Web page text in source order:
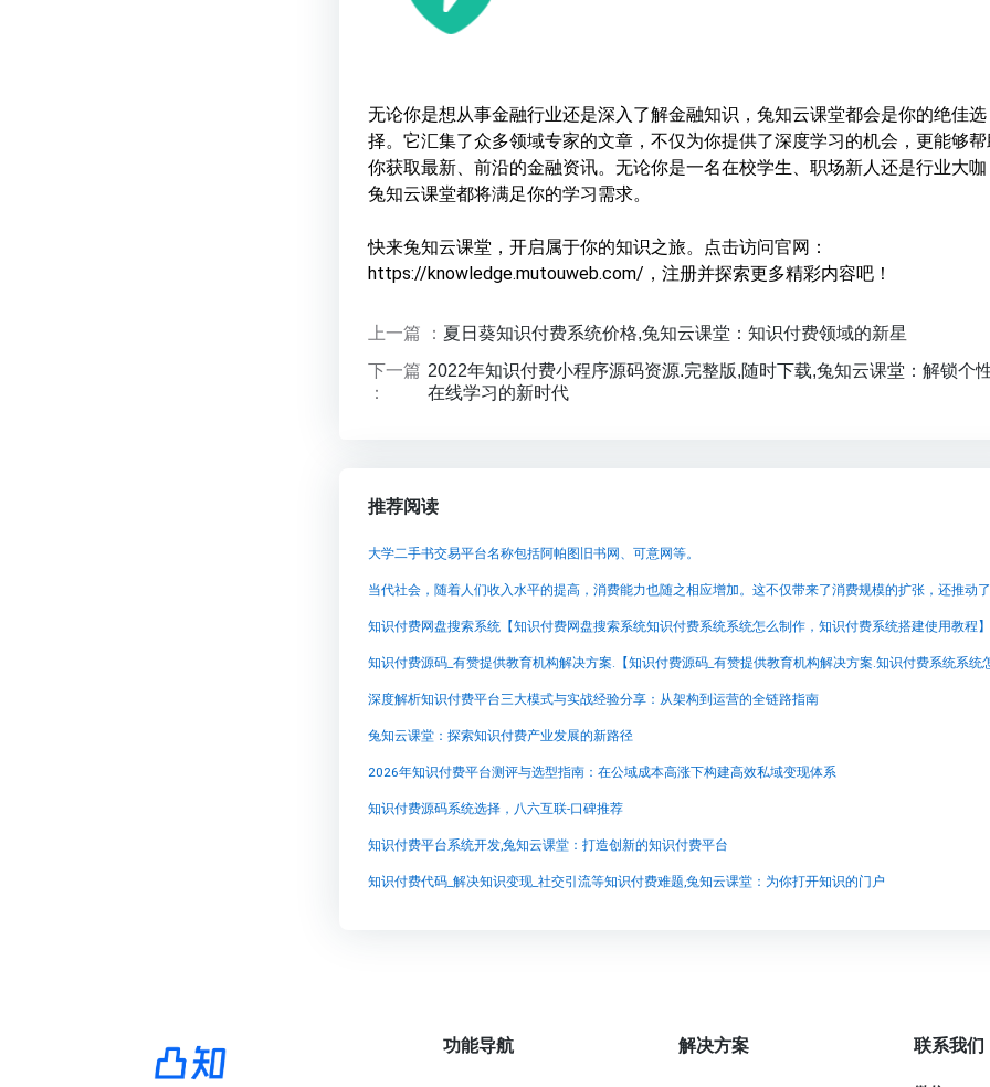
无论你是想从事金融行业还是深入了解金融知识，兔知云课堂都会是你的绝佳选
择。它汇集了众多领域专家的文章，不仅为你提供了深度学习的机会，更能够帮
你获取最新、前沿的金融资讯。无论你是一名在校学生、职场新人还是行业大咖
兔知云课堂都将满足你的学习需求。
快来兔知云课堂，开启属于你的知识之旅。点击访问官网：
https://knowledge.mutouweb.com/，注册并探索更多精彩内容吧！
上一篇 ： 夏日葵知识付费系统价格,兔知云课堂：知识付费领域的新星
下一篇
：
2022年知识付费小程序源码资源.完整版,随时下载,兔知云课堂：解锁个
在线学习的新时代
推荐阅读
大学二手书交易平台名称包括阿帕图旧书网、可意网等。
知识付费网盘搜索系统【知识付费网盘搜索系统知识付费系统系统怎么制作，知识付费系统搭建使用教程】
深度解析知识付费平台三大模式与实战经验分享：从架构到运营的全链路指南
兔知云课堂：探索知识付费产业发展的新路径
2026年知识付费平台测评与选型指南：在公域成本高涨下构建高效私域变现体系
知识付费源码系统选择，八六互联-口碑推荐
知识付费平台系统开发,兔知云课堂：打造创新的知识付费平台
知识付费代码_解决知识变现_社交引流等知识付费难题,兔知云课堂：为你打开知识的门户
功能导航 解决方案 联系我们